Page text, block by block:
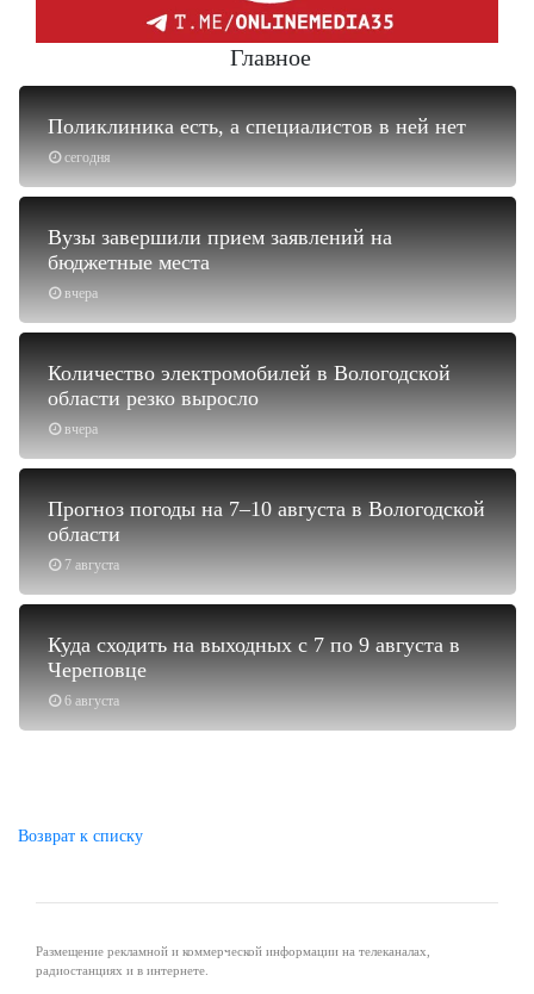
Главное
сегодня
Поликлиника есть, а специалистов в ней нет
вчера
Вузы завершили прием заявлений на
бюджетные места
вчера
Количество электромобилей в Вологодской
области резко выросло
7 августа
Прогноз погоды на 7–10 августа в Вологодской
области
6 августа
Куда сходить на выходных с 7 по 9 августа в
Череповце
Возврат к списку
Размещение рекламной и коммерческой информации на телеканалах,
радиостанциях и в интернете.